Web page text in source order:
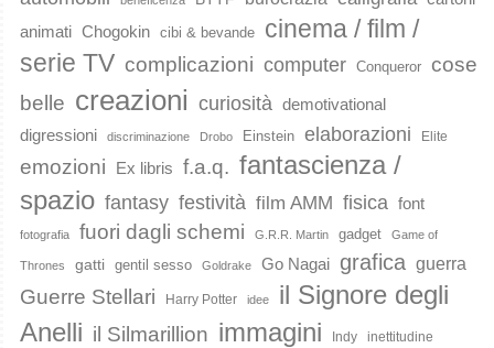
animati Chogokin cibi & bevande
cinema / film /
serie TV complicazioni computer Conqueror
cose
belle creazioni curiosità demotivational
digressioni
discriminazione Drobo Einstein elaborazioni Elite
emozioni Ex libris f.a.q. fantascienza /
spazio fantasy festività film AMM fisica font
fotografia fuori dagli schemi G.R.R. Martin gadget Game of
Thrones gatti gentil sesso Goldrake Go Nagai grafica guerra
Guerre Stellari Harry Potter idee
il Signore degli
Anelli il Silmarillion immagini Indy inettitudine